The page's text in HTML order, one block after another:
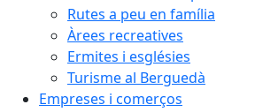
Rutes a peu en família
Àrees recreatives
Ermites i esglésies
Turisme al Berguedà
Empreses i comerços